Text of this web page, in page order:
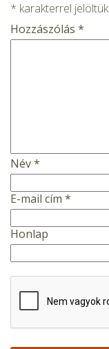
* karakterrel jelöltük
Hozzászólás *
Név*
E-mail cím *
Honlap